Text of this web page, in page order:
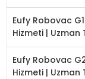
Eufy Robovac
Hizmeti | Uzman
Eufy Robovac
Hizmeti | Uzman